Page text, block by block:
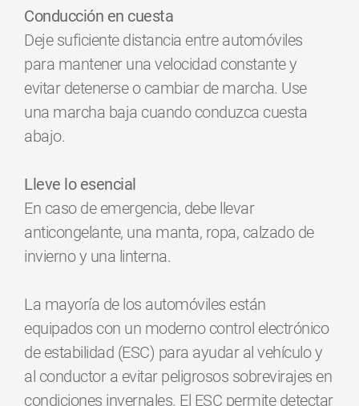
Conducción en cuesta
Deje suficiente distancia entre automóviles
para mantener una velocidad constante y
evitar detenerse o cambiar de marcha. Use
una marcha baja cuando conduzca cuesta
abajo.
Lleve lo esencial
En caso de emergencia, debe llevar
anticongelante, una manta, ropa, calzado de
invierno y una linterna.
La mayoría de los automóviles están
equipados con un moderno control electrónico
de estabilidad (ESC) para ayudar al vehículo y
al conductor a evitar peligrosos sobrevirajes en
condiciones invernales. El ESC permite detectar